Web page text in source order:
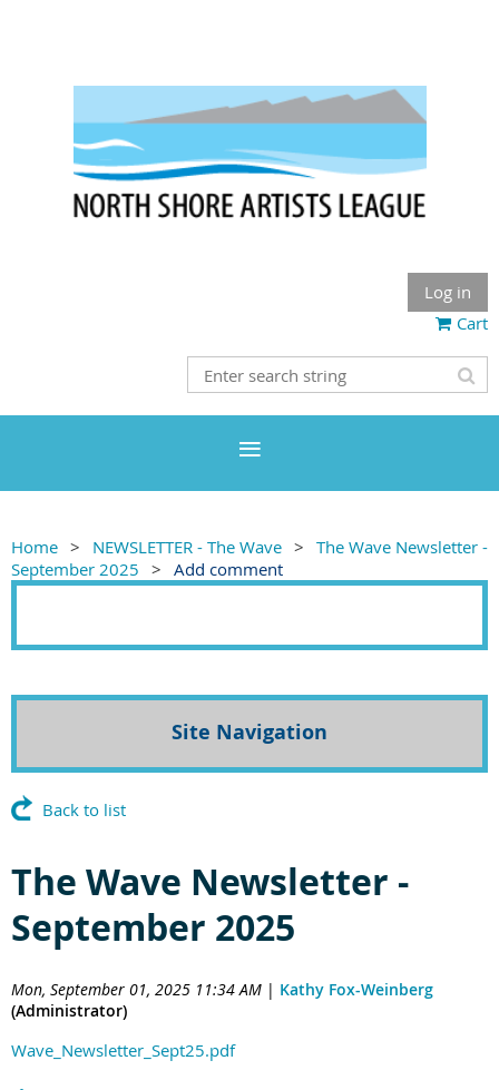
Log in
Cart
Home NEWSLETTER - The Wave
The Wave Newsletter -
September 2025
Add comment
Site Navigation
Back to list
The Wave Newsletter -
September 2025
Mon, September 01, 2025 11:34 AM | Kathy Fox-Weinberg
(Administrator)
Wave_Newsletter_Sept25.pdf